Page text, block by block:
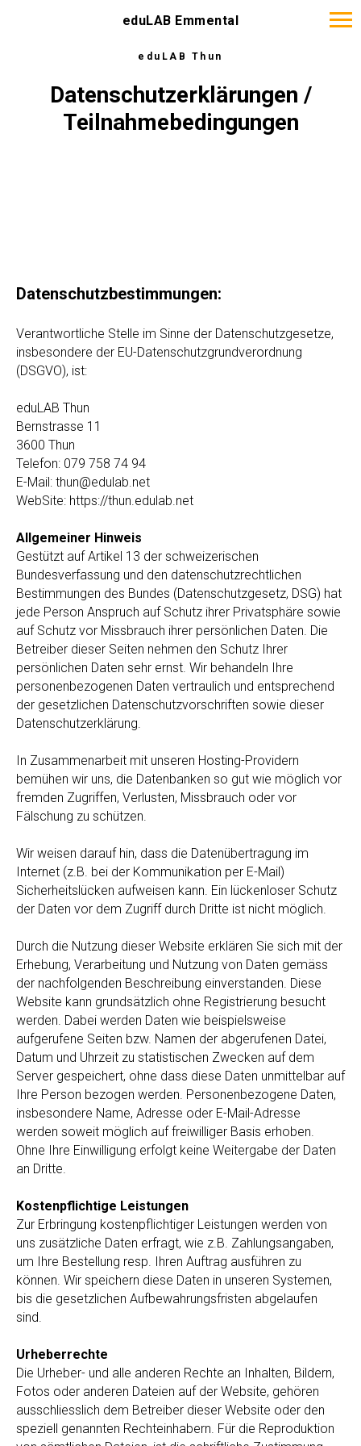
eduLAB Emmental
eduLAB Thun
Datenschutzerklärungen /
Teilnahmebedingungen
Datenschutzbestimmungen:
Verantwortliche Stelle im Sinne der Datenschutzgesetze,
insbesondere der EU-Datenschutzgrundverordnung
(DSGVO), ist:
eduLAB Thun
Bernstrasse 11
3600 Thun
Telefon: 079 758 74 94
E-Mail: thun@edulab.net
WebSite: https://thun.edulab.net
Allgemeiner Hinweis
Gestützt auf Artikel 13 der schweizerischen
Bundesverfassung und den datenschutzrechtlichen
Bestimmungen des Bundes (Datenschutzgesetz, DSG) hat
jede Person Anspruch auf Schutz ihrer Privatsphäre sowie
auf Schutz vor Missbrauch ihrer persönlichen Daten. Die
Betreiber dieser Seiten nehmen den Schutz Ihrer
persönlichen Daten sehr ernst. Wir behandeln Ihre
personenbezogenen Daten vertraulich und entsprechend
der gesetzlichen Datenschutzvorschriften sowie dieser
Datenschutzerklärung.
In Zusammenarbeit mit unseren Hosting-Providern
bemühen wir uns, die Datenbanken so gut wie möglich vor
fremden Zugriffen, Verlusten, Missbrauch oder vor
Fälschung zu schützen.
Wir weisen darauf hin, dass die Datenübertragung im
Internet (z.B. bei der Kommunikation per E-Mail)
Sicherheitslücken aufweisen kann. Ein lückenloser Schutz
der Daten vor dem Zugriff durch Dritte ist nicht möglich.
Durch die Nutzung dieser Website erklären Sie sich mit der
Erhebung, Verarbeitung und Nutzung von Daten gemäss
der nachfolgenden Beschreibung einverstanden. Diese
Website kann grundsätzlich ohne Registrierung besucht
werden. Dabei werden Daten wie beispielsweise
aufgerufene Seiten bzw. Namen der abgerufenen Datei,
Datum und Uhrzeit zu statistischen Zwecken auf dem
Server gespeichert, ohne dass diese Daten unmittelbar auf
Ihre Person bezogen werden. Personenbezogene Daten,
insbesondere Name, Adresse oder E-Mail-Adresse
werden soweit möglich auf freiwilliger Basis erhoben.
Ohne Ihre Einwilligung erfolgt keine Weitergabe der Daten
an Dritte.
Kostenpflichtige Leistungen
Zur Erbringung kostenpflichtiger Leistungen werden von
uns zusätzliche Daten erfragt, wie z.B. Zahlungsangaben,
um Ihre Bestellung resp. Ihren Auftrag ausführen zu
können. Wir speichern diese Daten in unseren Systemen,
bis die gesetzlichen Aufbewahrungsfristen abgelaufen
sind.
Urheberrechte
Die Urheber- und alle anderen Rechte an Inhalten, Bildern,
Fotos oder anderen Dateien auf der Website, gehören
ausschliesslich dem Betreiber dieser Website oder den
speziell genannten Rechteinhabern. Für die Reproduktion